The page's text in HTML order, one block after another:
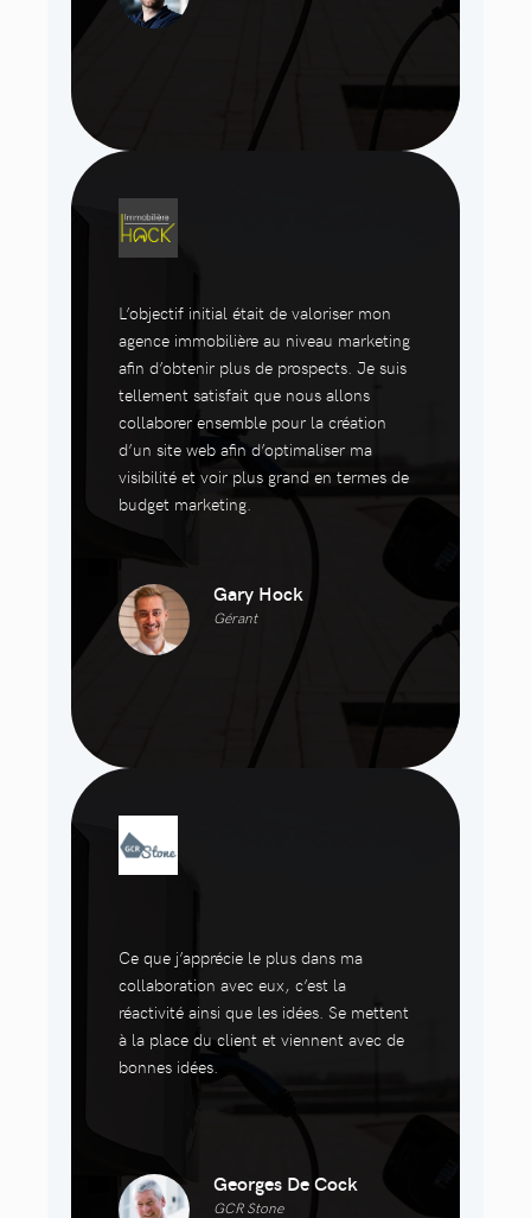
L’objectif initial était de valoriser mon
agence immobilière au niveau marketing
afin d’obtenir plus de prospects. Je suis
tellement satisfait que nous allons
collaborer ensemble pour la création
d’un site web afin d’optimaliser ma
visibilité et voir plus grand en termes de
budget marketing.
Gary Hock
Gérant
Ce que j’apprécie le plus dans ma
collaboration avec eux, c’est la
réactivité ainsi que les idées. Se mettent
à la place du client et viennent avec de
bonnes idées.
Georges De Cock
GCR Stone